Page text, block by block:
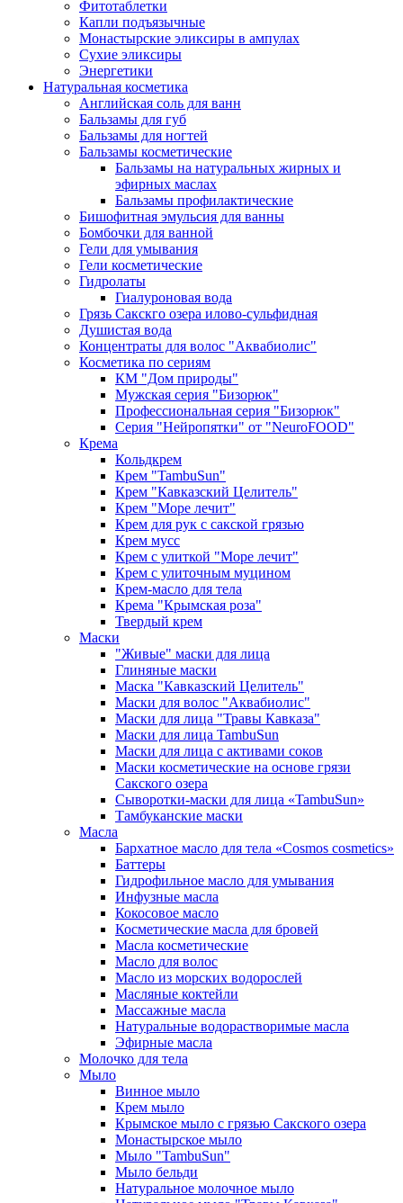
Фитотаблетки
Капли подъязычные
Монастырские эликсиры в ампулах
Сухие эликсиры
Энергетики
Натуральная косметика
Английская соль для ванн
Бальзамы для губ
Бальзамы для ногтей
Бальзамы косметические
Бальзамы на натуральных жирных и
эфирных маслах
Бальзамы профилактические
Бишофитная эмульсия для ванны
Бомбочки для ванной
Гели для умывания
Гели косметические
Гидролаты
Гиалуроновая вода
Грязь Сакскго озера илово-сульфидная
Душистая вода
Концентраты для волос "Аквабиолис"
Косметика по сериям
КМ "Дом природы"
Мужская серия "Бизорюк"
Профессиональная серия "Бизорюк"
Серия "Нейропятки" от "NeuroFOOD"
Крема
Кольдкрем
Крем "TambuSun"
Крем "Кавказский Целитель"
Крем "Море лечит"
Крем для рук с сакской грязью
Крем мусс
Крем с улиткой "Море лечит"
Крем с улиточным муцином
Крем-масло для тела
Крема "Крымская роза"
Твердый крем
Маски
"Живые" маски для лица
Глиняные маски
Маска "Кавказский Целитель"
Маски для волос "Аквабиолис"
Маски для лица "Травы Кавказа"
Маски для лица TambuSun
Маски для лица с активами соков
Маски косметические на основе грязи
Сакского озера
Сыворотки-маски для лица «TambuSun»
Тамбуканские маски
Масла
Бархатное масло для тела «Cosmos cosmetics»
Баттеры
Гидрофильное масло для умывания
Инфузные масла
Кокосовое масло
Косметические масла для бровей
Масла косметические
Масло для волос
Масло из морских водорослей
Масляные коктейли
Массажные масла
Натуральные водорастворимые масла
Эфирные масла
Молочко для тела
Мыло
Винное мыло
Крем мыло
Крымское мыло с грязью Сакского озера
Монастырское мыло
Мыло "TambuSun"
Мыло бельди
Натуральное молочное мыло